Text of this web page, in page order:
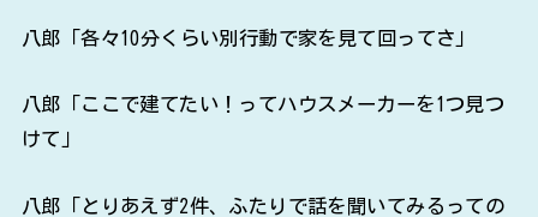
八郎「各々10分くらい別行動で家を見て回ってさ」
八郎「ここで建てたい！ってハウスメーカーを1つ見つ
けて」
八郎「とりあえず2件、ふたりで話を聞いてみるっての